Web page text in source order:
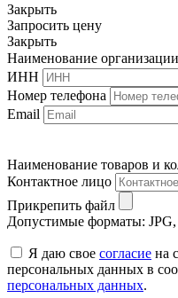
Закрыть
Запросить цену
Закрыть
Наименование
ИНН
Номер телефона
Email
Наименование товаров и
Контактное лицо
Прикрепить файл
Допустимые форматы:
Я даю свое согласие на
персональных данных в
персональных данных.